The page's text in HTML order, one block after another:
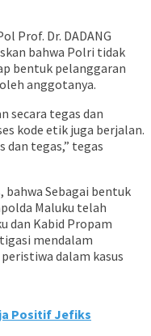
Prof. Dr. DADANG
bahwa Polri tidak
bentuk pelanggaran
anggotanya.
secara tegas dan
kode etik juga berjalan.
dan tegas,” tegas
bahwa Sebagai bentuk
Maluku telah
dan Kabid Propam
mendalam
dalam kasus
Positif Jefiks